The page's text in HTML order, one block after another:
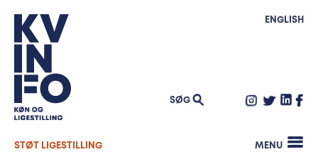
ENGLISH
SØG
STØT LIGESTILLING MENU
Kønsbaseret vold
Ligeløn
Maskulinitet
Klima og køn
Familiepolitik
GenderLAB
Mangfoldighed i praksis Masterclass
Inspiration: Undersøgelser af sexisme og
seksuel chikane
SIDE OM SIDE
INTERNATIONALT ARBEJDE
NYHEDSBREV
PRESSE
OM KVINFO
SØG